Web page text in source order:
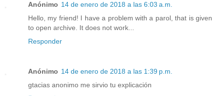
Anónimo 14 de enero de 2018 a las 6:03 a.m.
Hello, my friend! I have a problem with a parol, that is given
to open archive. It does not work...
Responder
Anónimo 14 de enero de 2018 a las 1:39 p.m.
gtacias anonimo me sirvio tu explicación